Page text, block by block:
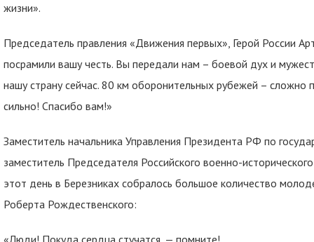
жизни».
Председатель правления «Движения первых», Герой России
посрамили вашу честь. Вы передали нам – боевой дух и
нашу страну сейчас. 80 км оборонительных рубежей – сложно
сильно! Спасибо вам!»
Заместитель начальника Управления Президента РФ по
заместитель Председателя Российского военно-
этот день в Березниках собралось большое количество
Роберта Рождественского:
«Люди! Покуда сердца стучатся, — помните!